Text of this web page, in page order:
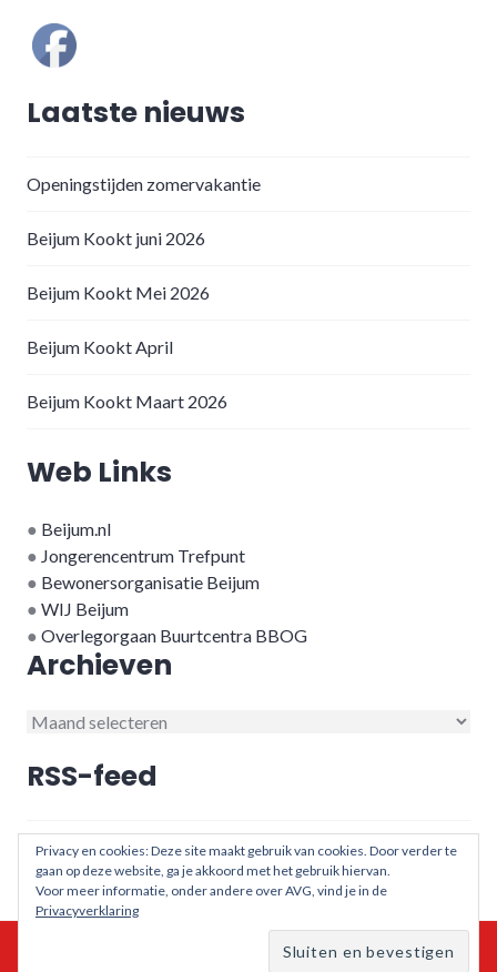
Laatste nieuws
Openingstijden zomervakantie
Beijum Kookt juni 2026
Beijum Kookt Mei 2026
Beijum Kookt April
Beijum Kookt Maart 2026
Web Links
● Beijum.nl
● Jongerencentrum Trefpunt
● Bewonersorganisatie Beijum
● WIJ Beijum
● Overlegorgaan Buurtcentra BBOG
Archieven
Archieven
RSS-feed
RSS - berichten
Privacy en cookies: Deze site maakt gebruik van cookies. Door verder te
gaan op deze website, ga je akkoord met het gebruik hiervan.
Voor meer informatie, onder andere over AVG, vind je in de
Privacyverklaring